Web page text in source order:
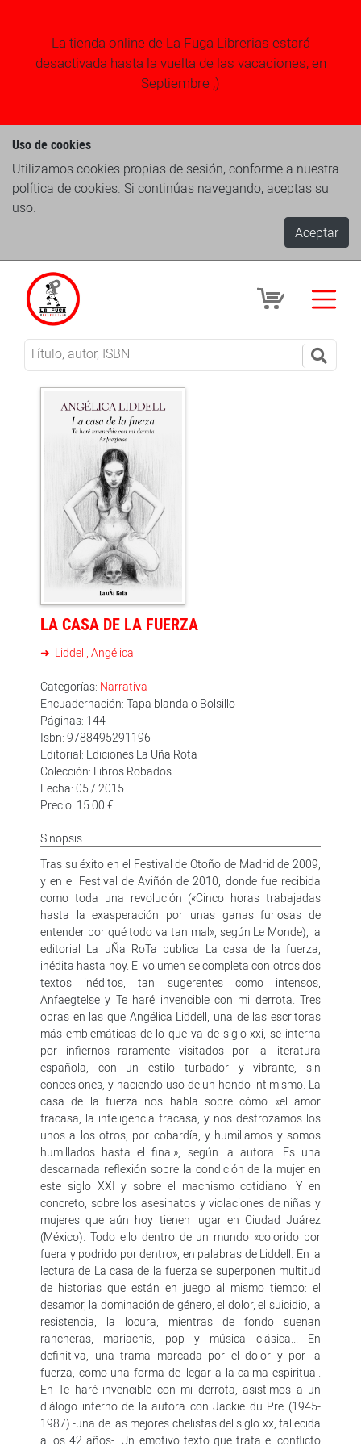
La tienda online de La Fuga Librerias estará
desactivada hasta la vuelta de las vacaciones, en
Septiembre ;)
Uso de cookies
Utilizamos cookies propias de sesión, conforme a nuestra
política de cookies. Si continúas navegando, aceptas su
uso.
Aceptar
LA CASA DE LA FUERZA
Liddell, Angélica
Categorías: Narrativa
Encuadernación: Tapa blanda o Bolsillo
Páginas: 144
Isbn: 9788495291196
Editorial: Ediciones La Uña Rota
Colección: Libros Robados
Fecha: 05 / 2015
Precio: 15.00 €
Sinopsis
Tras su éxito en el Festival de Otoño de Madrid de 2009,
y en el Festival de Aviñón de 2010, donde fue recibida
como toda una revolución («Cinco horas trabajadas
hasta la exasperación por unas ganas furiosas de
entender por qué todo va tan mal», según Le Monde), la
editorial La uÑa RoTa publica La casa de la fuerza,
inédita hasta hoy. El volumen se completa con otros dos
textos inéditos, tan sugerentes como intensos,
Anfaegtelse y Te haré invencible con mi derrota. Tres
obras en las que Angélica Liddell, una de las escritoras
más emblemáticas de lo que va de siglo xxi, se interna
por infiernos raramente visitados por la literatura
española, con un estilo turbador y vibrante, sin
concesiones, y haciendo uso de un hondo intimismo. La
casa de la fuerza nos habla sobre cómo «el amor
fracasa, la inteligencia fracasa, y nos destrozamos los
unos a los otros, por cobardía, y humillamos y somos
humillados hasta el final», según la autora. Es una
descarnada reflexión sobre la condición de la mujer en
este siglo XXI y sobre el machismo cotidiano. Y en
concreto, sobre los asesinatos y violaciones de niñas y
mujeres que aún hoy tienen lugar en Ciudad Juárez
(México). Todo ello dentro de un mundo «colorido por
fuera y podrido por dentro», en palabras de Liddell. En la
lectura de La casa de la fuerza se superponen multitud
de historias que están en juego al mismo tiempo: el
desamor, la dominación de género, el dolor, el suicidio, la
resistencia, la locura, mientras de fondo suenan
rancheras, mariachis, pop y música clásica... En
definitiva, una trama marcada por el dolor y por la
fuerza, como una forma de llegar a la calma espiritual.
En Te haré invencible con mi derrota, asistimos a un
diálogo interno de la autora con Jackie du Pre (1945-
1987) -una de las mejores chelistas del siglo xx, fallecida
a los 42 años-. Un emotivo texto que trata el conflicto